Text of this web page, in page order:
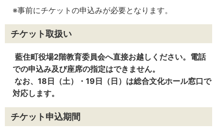
※事前にチケットの申込みが必要となります。
チケット取扱い
藍住町役場2階教育委員会へ直接お越しください。電話
での申込み及び座席の指定はできません。
なお、18日（土）・19日（日）は総合文化ホール窓口で
対応します。
チケット申込期間